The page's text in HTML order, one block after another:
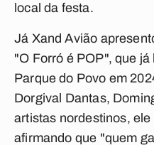
local da festa.
Já Xand Avião
"O Forró é POP", que
Parque do Povo em
Dorgival Dantas,
artistas nordestinos,
afirmando que "quem